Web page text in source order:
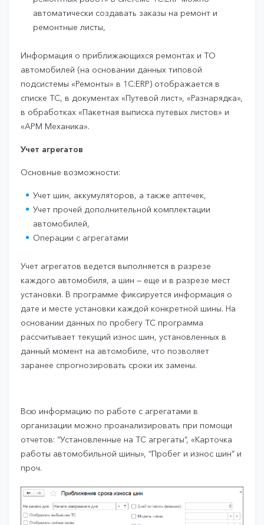
автоматически создавать заказы на ремонт и
ремонтные листы,
Информация о приближающихся ремонтах и ТО
автомобилей (на основании данных типовой
подсистемы «Ремонты» в 1С:ERP) отображается в
списке ТС, в документах «Путевой лист», «Разнарядка»,
в обработках «Пакетная выписка путевых листов» и
«АРМ Механика».
Учет агрегатов
Основные возможности:
Учет шин, аккумуляторов, а также аптечек,
Учет прочей дополнительной комплектации
автомобилей,
Операции с агрегатами
Учет агрегатов ведется выполняется в разрезе
каждого автомобиля, а шин — еще и в разрезе мест
установки. В программе фиксируется информация о
дате и месте установки каждой конкретной шины. На
основании данных по пробегу ТС программа
рассчитывает текущий износ шин, установленных в
данный момент на автомобиле, что позволяет
заранее спрогнозировать сроки их замены.
Всю информацию по работе с агрегатами в
организации можно проанализировать при помощи
отчетов: “Установленные на ТС агрегаты”, «Карточка
работы автомобильной шины», “Пробег и износ шин” и
проч.